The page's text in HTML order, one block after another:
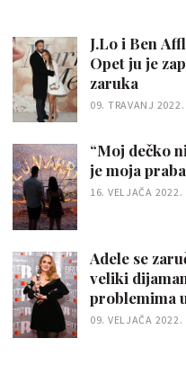
J.Lo i Ben
Opet ju je
zaruka
09. TRAVANJ 2022.
“Moj dečko
je moja
16. VELJAČA 2022.
Adele se
veliki
problemima
09. VELJAČA 2022.